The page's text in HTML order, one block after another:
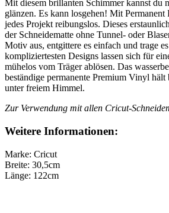
Mit diesem brillanten Schimmer kannst du
glänzen. Es kann losgehen! Mit
jedes Projekt reibungslos. Dieses
der Schneidematte ohne Tunnel- oder
Motiv aus, entgittere es einfach und trage
kompliziertesten Designs lassen sich für
mühelos vom Träger ablösen. Das
beständige permanente Premium Vinyl hält
unter freiem Himmel.
Zur Verwendung mit allen Cricut-
Weitere Informationen:
Marke: Cricut
Breite: 30,5cm
Länge: 122cm